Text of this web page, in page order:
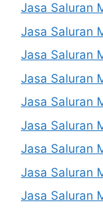
Jasa Saluran
Jasa Saluran
Jasa Saluran
Jasa Saluran
Jasa Saluran
Jasa Saluran
Jasa Saluran
Jasa Saluran
Jasa Saluran